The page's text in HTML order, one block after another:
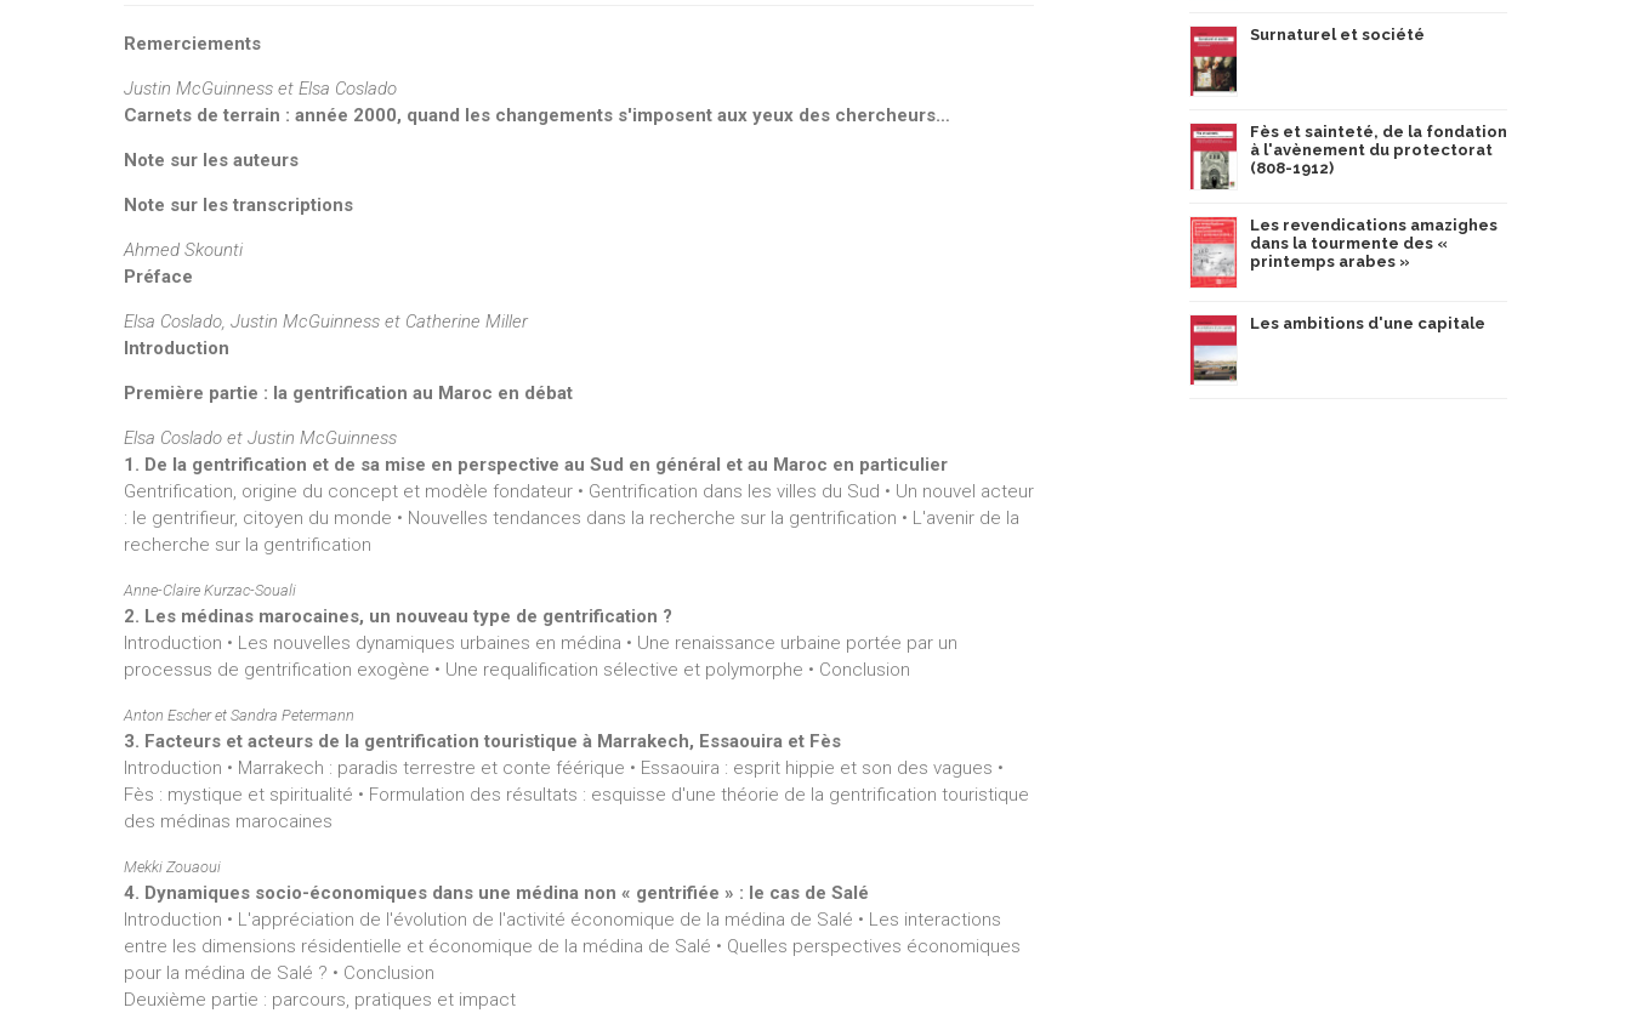
Remerciements
Justin McGuinness et Elsa Coslado
Carnets de terrain : année 2000, quand les changements s'imposent aux yeux des chercheurs…
Note sur les auteurs
Note sur les transcriptions
Ahmed Skounti
Préface
Elsa Coslado, Justin McGuinness et Catherine Miller
Introduction
Première partie : la gentrification au Maroc en débat
Elsa Coslado et Justin McGuinness
1. De la gentrification et de sa mise en perspective au Sud en général et au Maroc en particulier
Gentrification, origine du concept et modèle fondateur • Gentrification dans les villes du Sud • Un nouvel acteur
: le gentrifieur, citoyen du monde • Nouvelles tendances dans la recherche sur la gentrification • L'avenir de la
recherche sur la gentrification
Anne-Claire Kurzac-Souali
2. Les médinas marocaines, un nouveau type de gentrification ?
Introduction • Les nouvelles dynamiques urbaines en médina • Une renaissance urbaine portée par un
processus de gentrification exogène • Une requalification sélective et polymorphe • Conclusion
Anton Escher et Sandra Petermann
3. Facteurs et acteurs de la gentrification touristique à Marrakech, Essaouira et Fès
Introduction • Marrakech : paradis terrestre et conte féérique • Essaouira : esprit hippie et son des vagues •
Fès : mystique et spiritualité • Formulation des résultats : esquisse d'une théorie de la gentrification touristique
des médinas marocaines
Mekki Zouaoui
4. Dynamiques socio-économiques dans une médina non « gentrifiée » : le cas de Salé
Introduction • L'appréciation de l'évolution de l'activité économique de la médina de Salé • Les interactions
entre les dimensions résidentielle et économique de la médina de Salé • Quelles perspectives économiques
pour la médina de Salé ? • Conclusion
Deuxième partie : parcours, pratiques et impact
Surnaturel et société
Fès et sainteté, de la fondation
à l'avènement du protectorat
(808-1912)
Les revendications amazighes
dans la tourmente des «
printemps arabes »
Les ambitions d'une capitale